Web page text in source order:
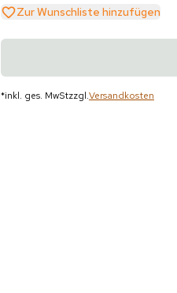
Zur Wunschliste hinzufügen
*inkl. ges. MwStzzgl.Versandkosten